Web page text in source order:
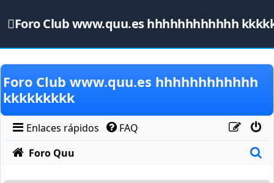
Foro Club www.quu.es hhhhhhhhhhhh
Obviar
Foro Club www.quu.es hhhhhhhhhhhh
kkkkkkkkk
Enlaces rápidos
FAQ
Foro Quu